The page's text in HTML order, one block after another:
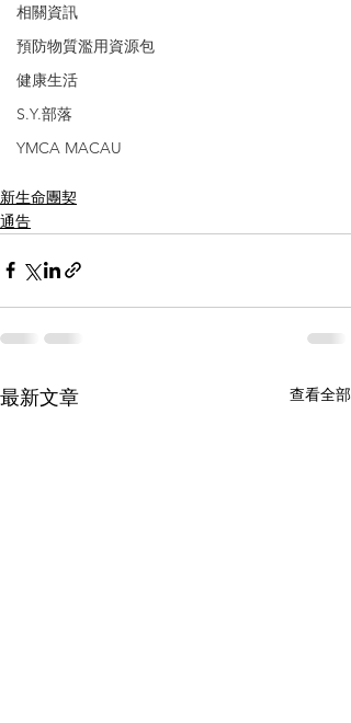
相關資訊
預防物質濫用資源包
健康生活
S.Y.部落
YMCA MACAU
新生命團契
通告
最新文章 查看全部